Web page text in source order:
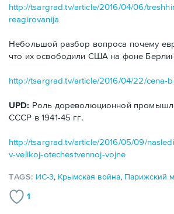
http://tsargrad.tv/article/2016/04/06/
reagirovanija
Небольшой разбор вопроса почему
что их освободили США на фоне
http://tsargrad.tv/article/2016/04/22/cena-
UPD: Роль дореволюционной
СССР в 1941-45 гг.
http://tsargrad.tv/article/2016/05/09/
v-velikoj-otechestvennoj-vojne
TAGS: ИС-3, Крымская война, Парижский
1